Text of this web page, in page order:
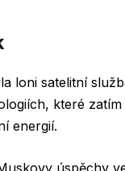
loni satelitní
které
energií.
úspěchy